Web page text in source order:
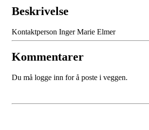
Beskrivelse
Kontaktperson Inger Marie Elmer
Kommentarer
Du må logge inn for å poste i veggen.